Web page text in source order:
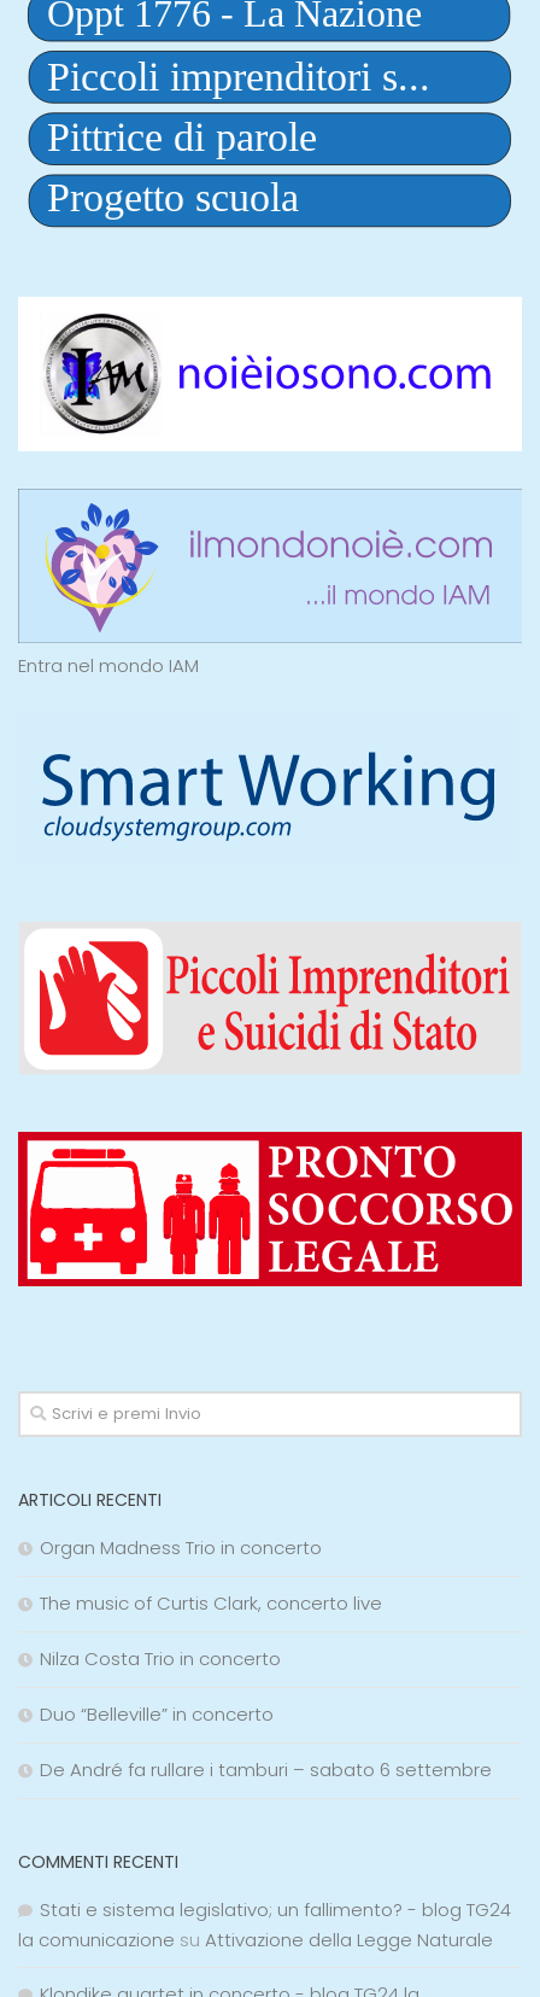
Entra nel mondo IAM
ARTICOLI RECENTI
Organ Madness Trio in concerto
The music of Curtis Clark, concerto live
Nilza Costa Trio in concerto
Duo “Belleville” in concerto
De André fa rullare i tamburi – sabato 6 settembre
COMMENTI RECENTI
Stati e sistema legislativo; un fallimento? - blog TG24
la comunicazione su Attivazione della Legge Naturale